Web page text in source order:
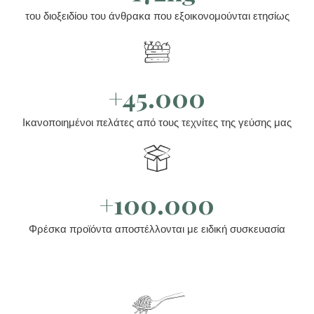
του διοξειδίου του άνθρακα που εξοικονομούνται ετησίως
+45.000
Ικανοποιημένοι πελάτες από τους τεχνίτες της γεύσης μας
+100.000
Φρέσκα προϊόντα αποστέλλονται με ειδική συσκευασία